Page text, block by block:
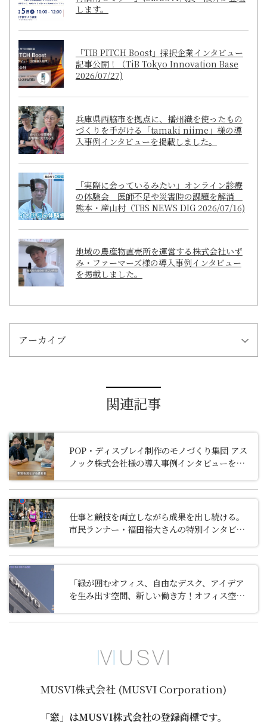
します。
「TIB PITCH Boost」採択企業インタビュー
記事公開！（TiB Tokyo Innovation Base
2026/07/27)
兵庫県西脇市を拠点に、播州織を使ったもの
づくりを手がける「tamaki niime」様の導
入事例インタビューを掲載しました。
「実際に会っているみたい」オンライン診療
の体験会 医師不足や災害時の課題を解消
熊本・産山村（TBS NEWS DIG 2026/07/16)
地域の農産物直売所を運営する株式会社いず
み・ファーマーズ様の導入事例インタビュー
を掲載しました。
アーカイブ
関連記事
POP・ディスプレイ制作のモノづくり集団 アス
ノック株式会社様の導入事例インタビューを掲
仕事と競技を両立しながら成果を出し続ける。
市民ランナー・福田裕大さんの特別インタビュ
「緑が囲むオフィス、自由なデスク、アイデア
を生み出す空間、新しい働き方！オフィス空間
リバー～エクセレントカンパニーファイル～」
MUSVI株式会社 (MUSVI Corporation)
「窓」はMUSVI株式会社の登録商標です。